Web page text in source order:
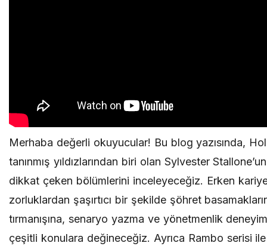
Merhaba değerli okuyucular! Bu blog yazısında,
tanınmış yıldızlarından biri olan Sylvester
dikkat çeken bölümlerini inceleyeceğiz. Erken
zorluklardan şaşırtıcı bir şekilde şöhret
tırmanışına, senaryo yazma ve yönetmenlik
çeşitli konulara değineceğiz. Ayrıca Rambo serisi